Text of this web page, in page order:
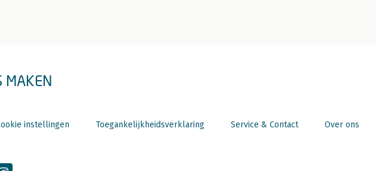
MAKEN
instellingen Toegankelijkheidsverklaring Service & Contact Over ons